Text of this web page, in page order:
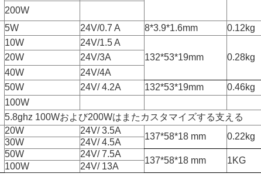
200W
5W 24V/0.7 A 8*3.9*1.6mm
0.12kg
10W
24V/1.5 A
132*53*19mm
0.28kg
20W
24V/3A
40W
24V/4A
50W
24V/ 4.2A 132*53*19mm
0.46kg
100W
5.8ghz 100Wおよび200Wはまたカスタマイズする支える
20W 24V/ 3.5A
137*58*18 mm 0.22kg
30W
24V/ 4.5A
50W
24V/ 7.5A
137*58*18 mm 1KG
100W 24V/ 13A